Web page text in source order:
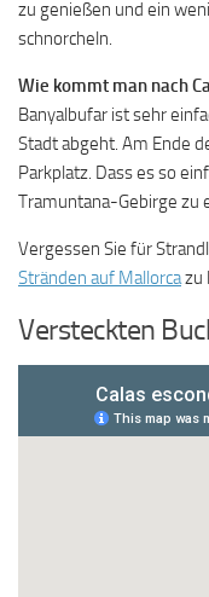
zu genießen und ein
schnorcheln.
Wie kommt man nach
Banyalbufar ist sehr
Stadt abgeht. Am Ende
Parkplatz. Dass es so
Tramuntana-Gebirge zu
Vergessen Sie für
Stränden auf Mallorcazu
Versteckten